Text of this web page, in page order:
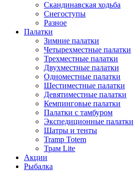
Скандинавская ходьба
Снегоступы
Разное
Палатки
Зимние палатки
Четырехместные палатки
Трехместные палатки
Двухместные палатки
Одноместные палатки
Шестиместные палатки
Девятиместные палатки
Кемпинговые палатки
Палатки с тамбуром
Экспедиционные палатки
Шатры и тенты
Tramp Totem
Трам Lite
Акции
Рыбалка